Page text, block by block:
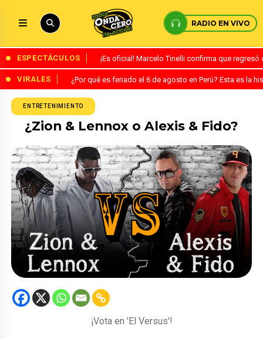
RADIO EN VIVO
ESPECTÁCULOS ¡Es oficial! Marcelo Tinelli confirma que
VIRALES ¿Por qué es feriado el 6 de agosto en Perú? Esta es la
ENTRETENIMIENTO
¿Zion & Lennox o Alexis & Fido?
¡Vota en 'El Versus'!